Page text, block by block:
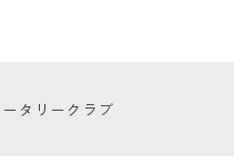
タリークラブ